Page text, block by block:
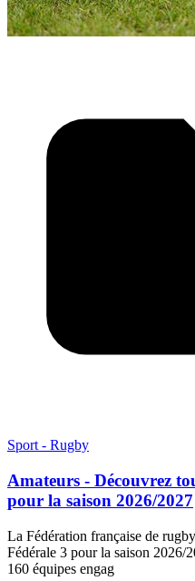
Sport - Rugby
Amateurs - Découvrez
pour la saison 2026/2027
La Fédération française de
Fédérale 3 pour la saison 2026/
160 équipes engag